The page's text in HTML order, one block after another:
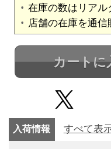
在庫の数はリアル
店舗の在庫を通信
カートに
入荷情報 すべて表